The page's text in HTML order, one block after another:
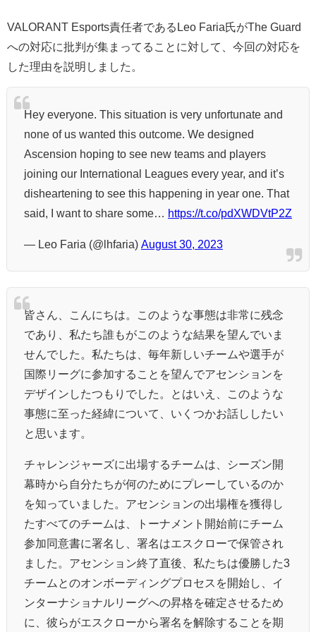
VALORANT Esports責任者であるLeo Faria氏がThe Guard
への対応に批判が集まってることに対して、今回の対応を
した理由を説明しました。
Hey everyone. This situation is very unfortunate and
none of us wanted this outcome. We designed
Ascension hoping to see new teams and players
joining our International Leagues every year, and it’s
disheartening to see this happening in year one. That
said, I want to share some…
https://t.co/pdXWDVtP2Z
— Leo Faria (@lhfaria) August 30, 2023
皆さん、こんにちは。このような事態は非常に残念
であり、私たち誰もがこのような結果を望んでいま
せんでした。私たちは、毎年新しいチームや選手が
国際リーグに参加することを望んでアセンションを
デザインしたつもりでした。とはいえ、このような
事態に至った経緯について、いくつかお話ししたい
と思います。
チャレンジャーズに出場するチームは、シーズン開
幕時から自分たちが何のためにプレーしているのか
を知っていました。アセンションの出場権を獲得し
たすべてのチームは、トーナメント開始前にチーム
参加同意書に署名し、署名はエスクローで保管され
ました。アセンション終了直後、私たちは優勝した3
チームとのオンボーディングプロセスを開始し、イ
ンターナショナルリーグへの昇格を確定させるため
に、彼らがエスクローから署名を解除することを期